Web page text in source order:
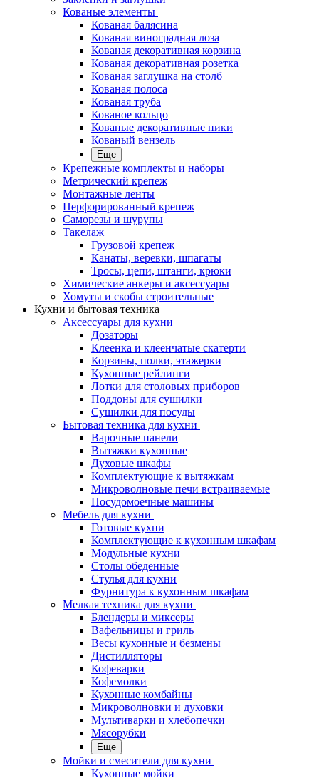
Кованые элементы
Кованая балясина
Кованая виноградная лоза
Кованая декоративная корзина
Кованая декоративная розетка
Кованая заглушка на столб
Кованая полоса
Кованая труба
Кованое кольцо
Кованые декоративные пики
Кованый вензель
Еще
Крепежные комплекты и наборы
Метрический крепеж
Монтажные ленты
Перфорированный крепеж
Саморезы и шурупы
Такелаж
Грузовой крепеж
Канаты, веревки, шпагаты
Тросы, цепи, штанги, крюки
Химические анкеры и аксессуары
Хомуты и скобы строительные
Кухни и бытовая техника
Аксессуары для кухни
Дозаторы
Клеенка и клеенчатые скатерти
Корзины, полки, этажерки
Кухонные рейлинги
Лотки для столовых приборов
Поддоны для сушилки
Сушилки для посуды
Бытовая техника для кухни
Варочные панели
Вытяжки кухонные
Духовые шкафы
Комплектующие к вытяжкам
Микроволновые печи встраиваемые
Посудомоечные машины
Мебель для кухни
Готовые кухни
Комплектующие к кухонным шкафам
Модульные кухни
Столы обеденные
Стулья для кухни
Фурнитура к кухонным шкафам
Мелкая техника для кухни
Блендеры и миксеры
Вафельницы и гриль
Весы кухонные и безмены
Дистилляторы
Кофеварки
Кофемолки
Кухонные комбайны
Микроволновки и духовки
Мультиварки и хлебопечки
Мясорубки
Еще
Мойки и смесители для кухни
Кухонные мойки